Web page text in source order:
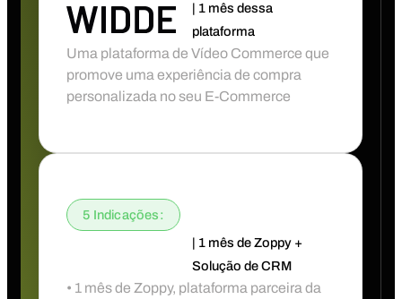
| 1 mês dessa
plataforma
Uma plataforma de Vídeo Commerce que
promove uma experiência de compra
personalizada no seu E-Commerce
5 Indicações:
| 1 mês de Zoppy +
Solução de CRM
• 1 mês de Zoppy, plataforma parceira da